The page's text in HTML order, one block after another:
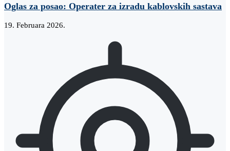
Oglas za posao: Operater za izradu kablovskih sastava
19. Februara 2026.